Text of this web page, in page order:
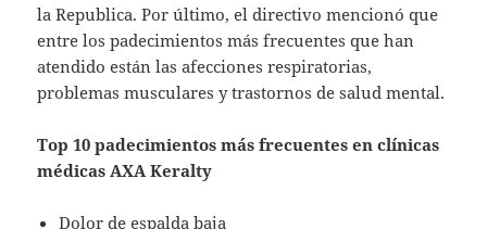
la Republica. Por último, el directivo mencionó que
entre los padecimientos más frecuentes que han
atendido están las afecciones respiratorias,
problemas musculares y trastornos de salud mental.
Top 10 padecimientos más frecuentes en clínicas
médicas AXA Keralty
Dolor de espalda baja